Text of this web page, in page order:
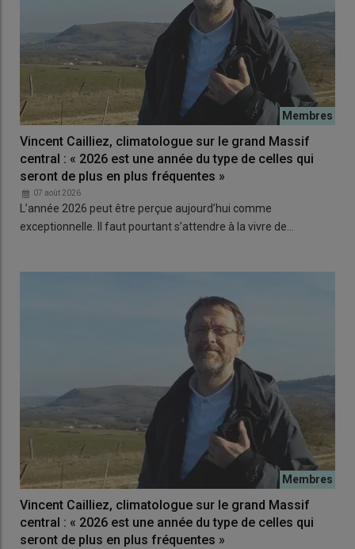
Vincent Cailliez, climatologue sur le grand Massif
central : « 2026 est une année du type de celles qui
seront de plus en plus fréquentes »
07 août 2026
L’année 2026 peut être perçue aujourd’hui comme
exceptionnelle. Il faut pourtant s’attendre à la vivre de…
Vincent Cailliez, climatologue sur le grand Massif
central : « 2026 est une année du type de celles qui
seront de plus en plus fréquentes »